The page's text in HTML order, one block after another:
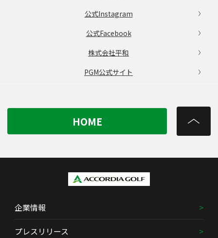
公式Instagram
公式Facebook
株式会社平和
PGM公式サイト
HOME
企業情報
プレスリリース